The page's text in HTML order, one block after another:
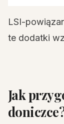
LSI-
te dodatki
Jak